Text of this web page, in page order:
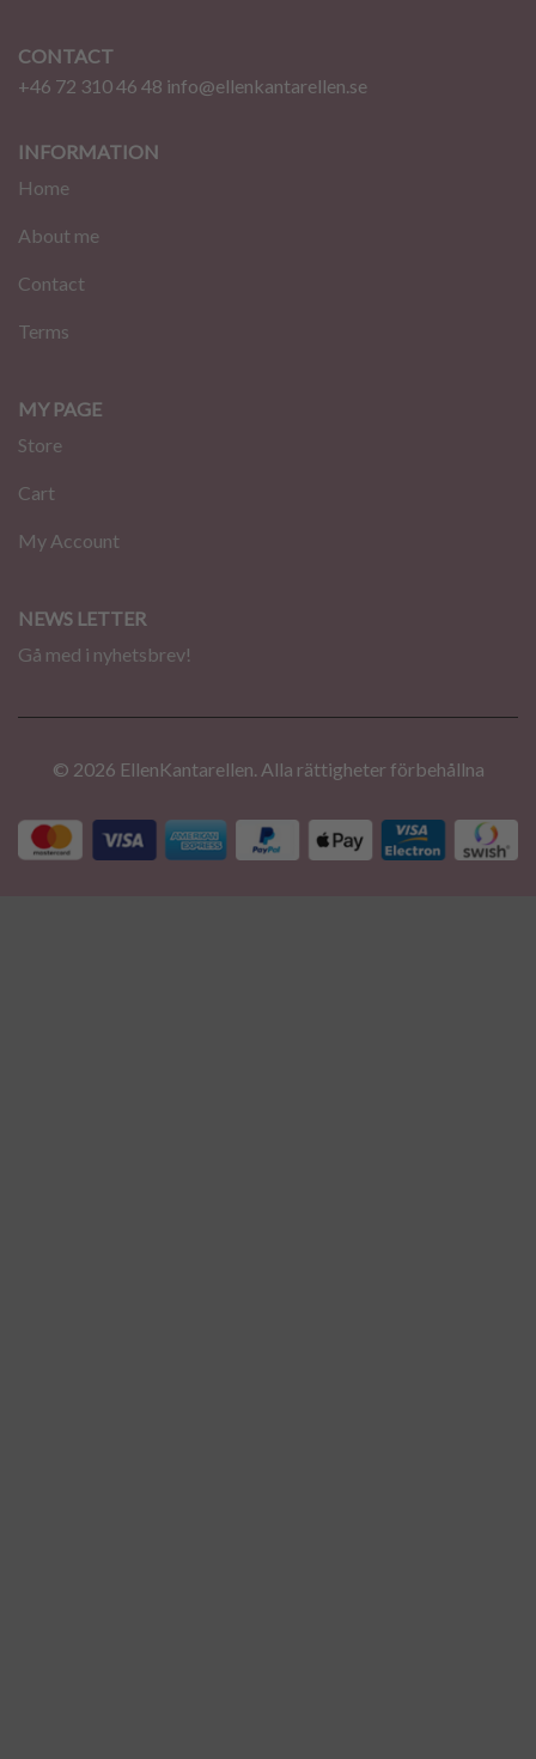
CONTACT
+46 72 310 46 48 info@ellenkantarellen.se
INFORMATION
Home
About me
Contact
Terms
MY PAGE
Store
Cart
My Account
NEWS LETTER
Gå med i nyhetsbrev!
© 2026 EllenKantarellen. Alla rättigheter förbehållna